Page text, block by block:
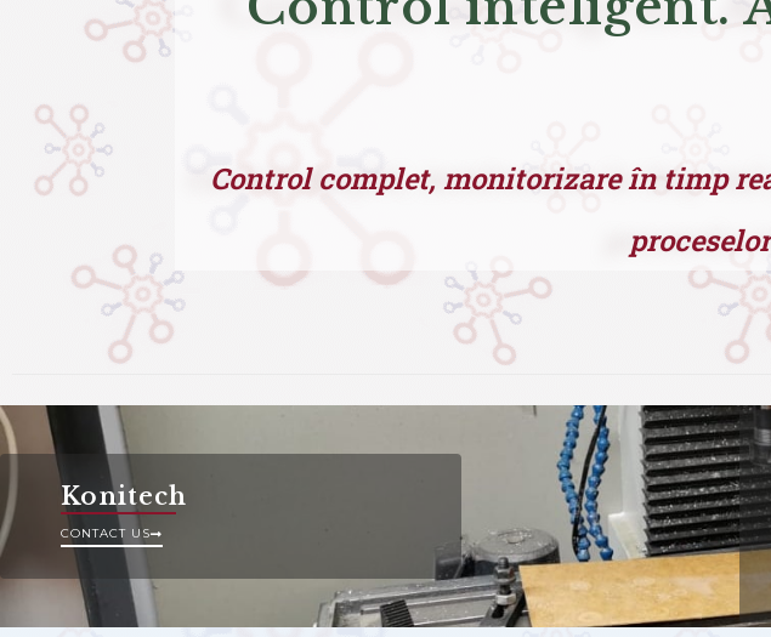
Echipa Konitech execută lucrări în următoarele domenii:
Control complet, monitorizare în timp
Konitech
CONTACT US